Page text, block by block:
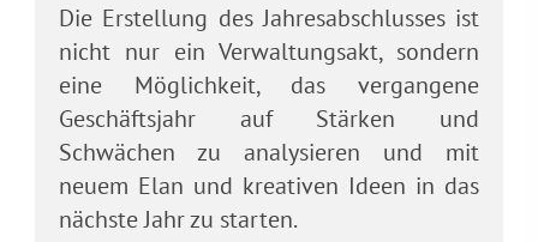
Die Erstellung des Jahresabschlusses ist
nicht nur ein Verwaltungsakt, sondern
eine Möglichkeit, das vergangene
Geschäftsjahr auf Stärken und
Schwächen zu analysieren und mit
neuem Elan und kreativen Ideen in das
nächste Jahr zu starten.